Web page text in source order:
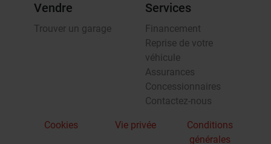
Vendre
Trouver un garage
Services
Financement
Reprise de votre
véhicule
Assurances
Concessionnaires
Contactez-nous
Cookies Vie privée
Conditions
générales